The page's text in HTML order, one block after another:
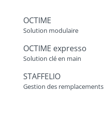
OCTIME
Solution modulaire
OCTIME expresso
Solution clé en main
STAFFELIO
Gestion des remplacements